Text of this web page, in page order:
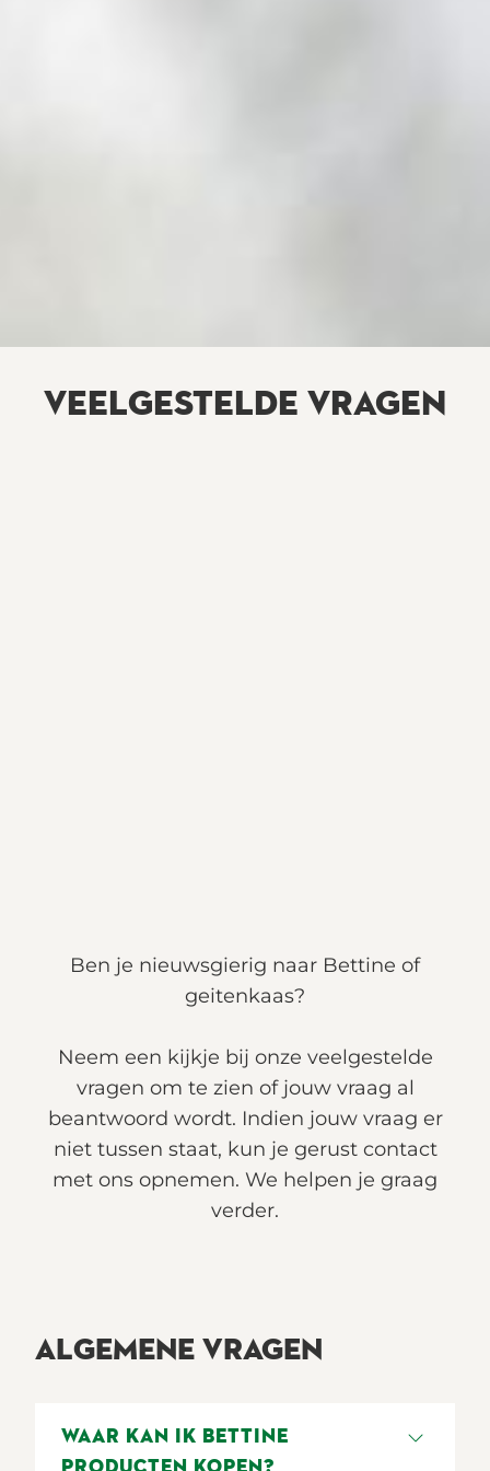
VEELGESTELDE VRAGEN
Ben je nieuwsgierig naar Bettine of
geitenkaas?
Neem een kijkje bij onze veelgestelde
vragen om te zien of jouw vraag al
beantwoord wordt. Indien jouw vraag er
niet tussen staat, kun je gerust contact
met ons opnemen. We helpen je graag
verder.
ALGEMENE VRAGEN
WAAR KAN IK BETTINE